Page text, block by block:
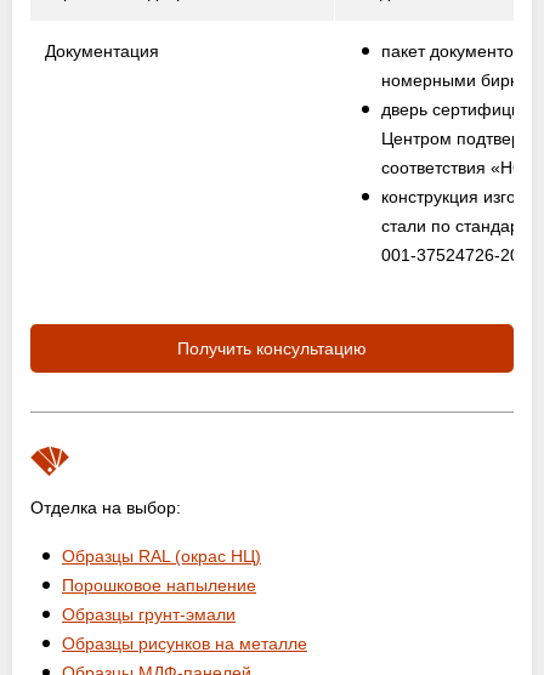
Документация
пакет документов с
номерными
дверь
Центром
соответствия
конструкция
стали по
001-37524726-2012
Получить консультацию
Отделка на выбор:
Образцы RAL (окрас НЦ)
Порошковое напыление
Образцы грунт-эмали
Образцы рисунков на металле